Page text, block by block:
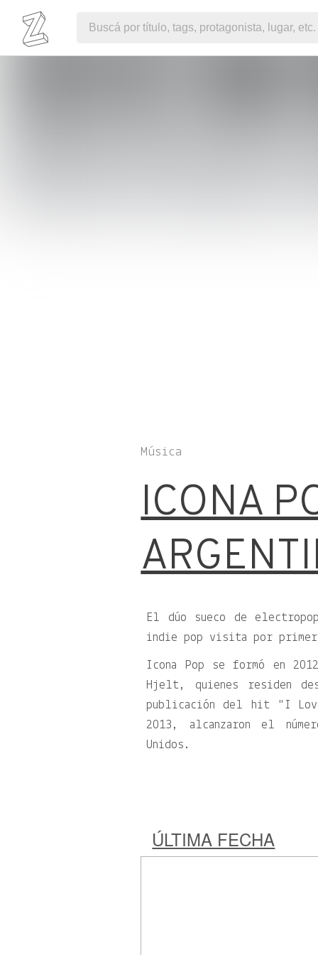
Música
ICONA
El dúo sueco de
indie pop visita por
Icona Pop se formó en
Hjelt, quienes residen
publicación del hit
I
2013, alcanzaron el
Unidos.
ÚLTIMA FECHA